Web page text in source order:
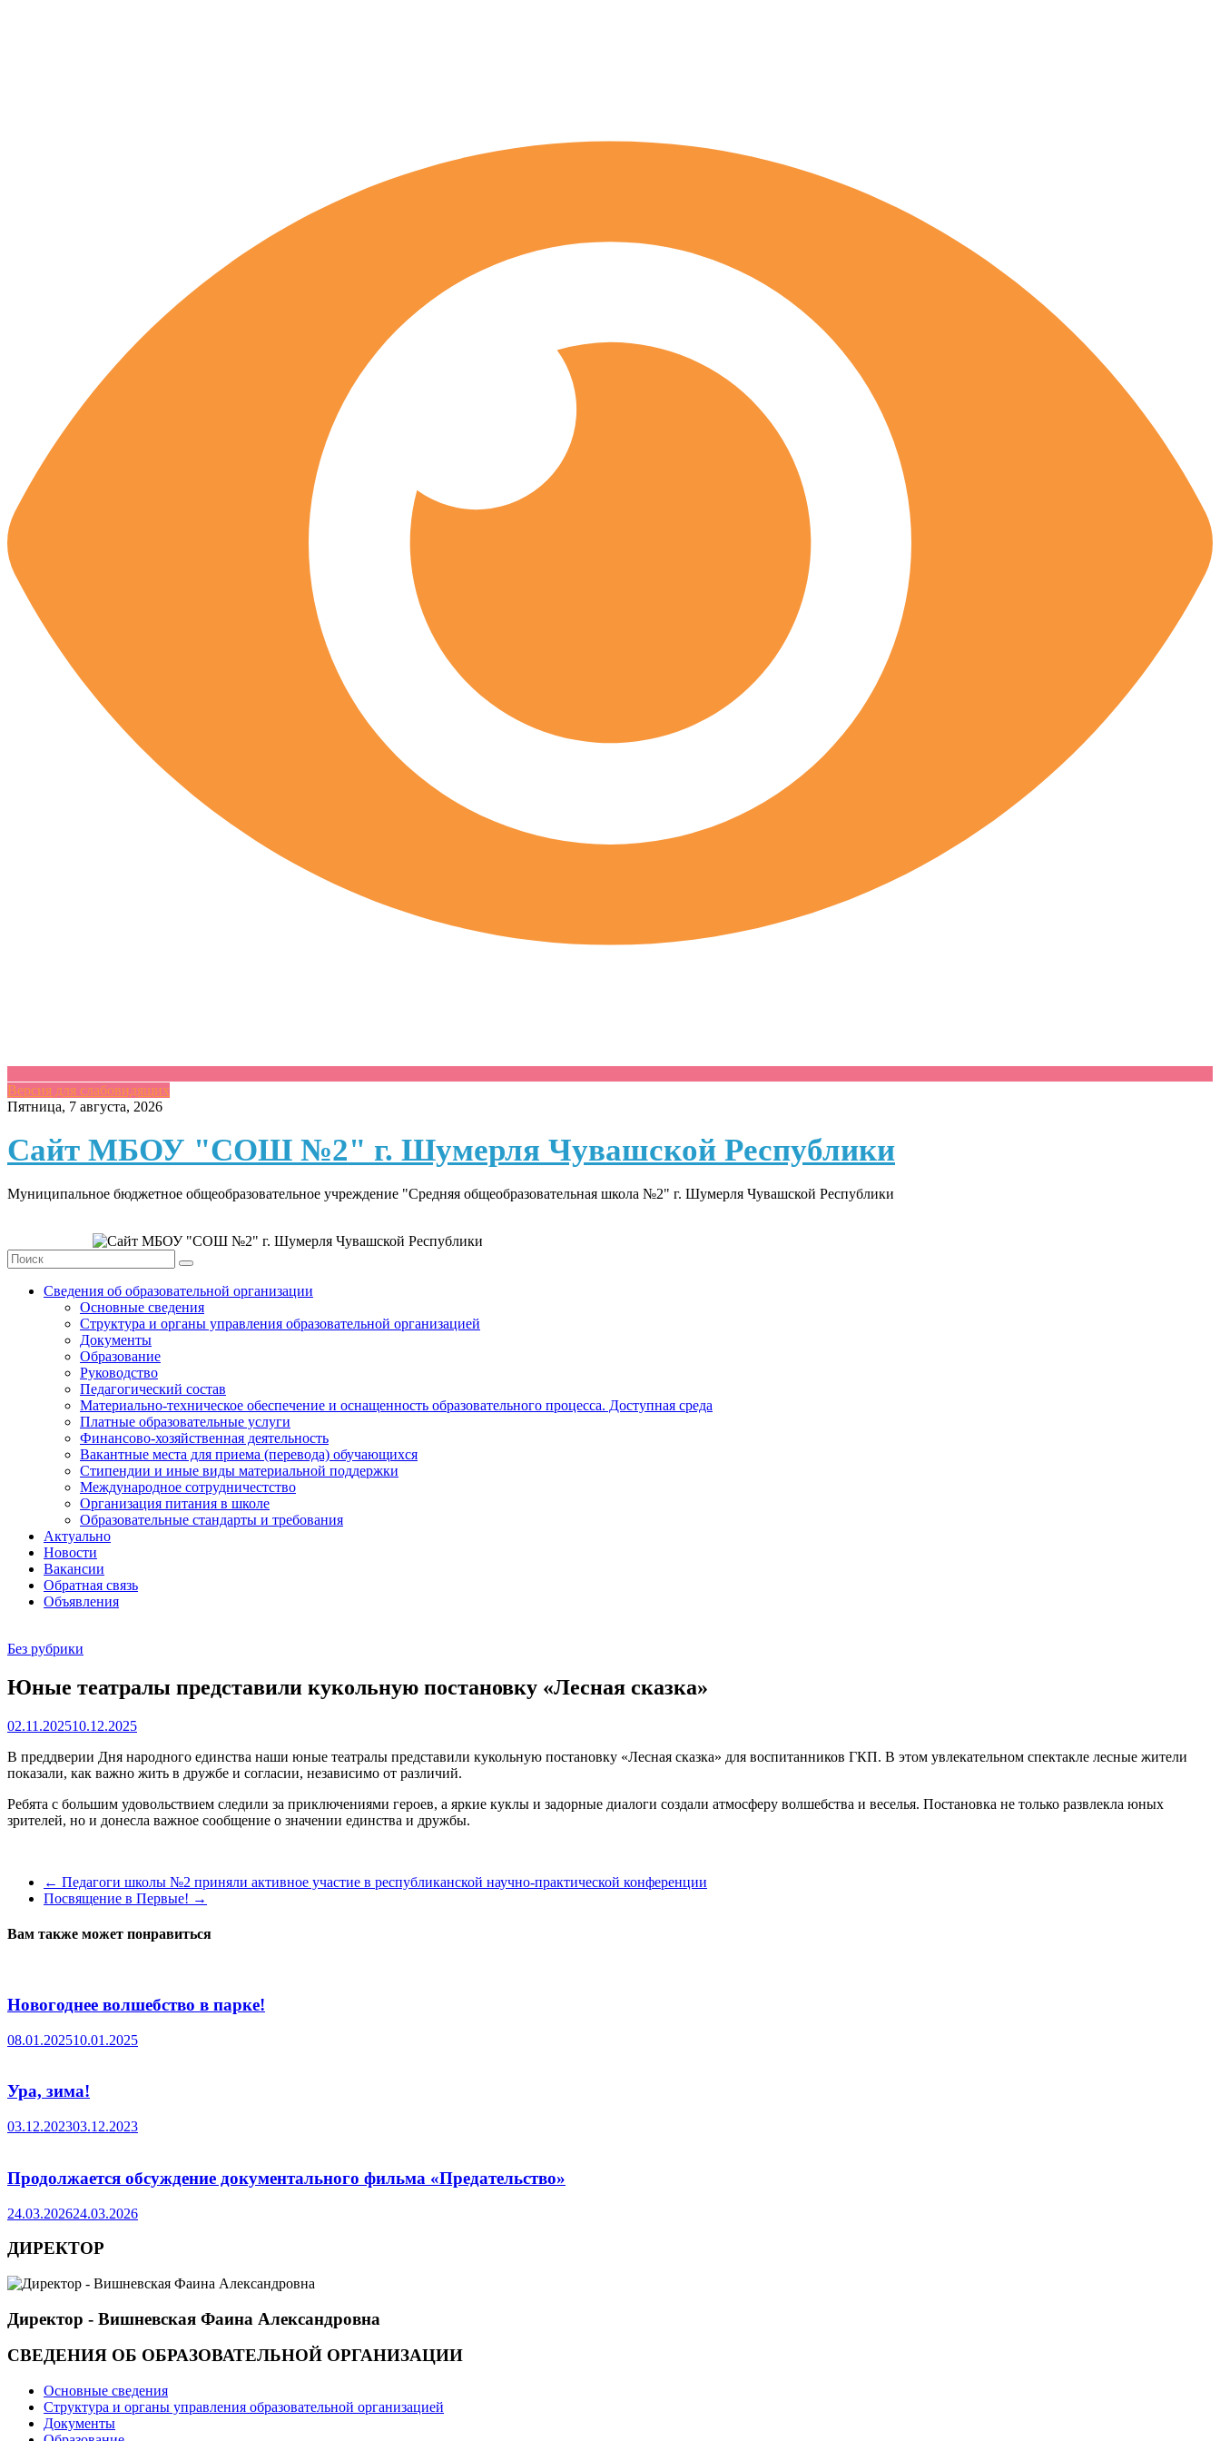
Версия для слабовидящих
Skip
content
Пятница, 7 августа, 2026
Сайт МБОУ "СОШ №2" г. Шумерля Чувашской Республики
Муниципальное бюджетное общеобразовательное учреждение "Средняя общеобразовательная школа №2" г. Шумерля Чувашской Республики
Сведения об образовательной организации
Основные сведения
Структура и органы управления образовательной организацией
Документы
Образование
Руководство
Педагогический состав
Материально-техническое обеспечение и оснащенность образовательного процесса. Доступная среда
Платные образовательные услуги
Финансово-хозяйственная деятельность
Вакантные места для приема (перевода) обучающихся
Стипендии и иные виды материальной поддержки
Международное сотрудничестство
Организация питания в школе
Образовательные стандарты и требования
Актуально
Новости
Вакансии
Обратная связь
Объявления
Без рубрики
Юные театралы представили кукольную постановку «Лесная сказка»
02.11.202510.12.2025
В преддверии Дня народного единства наши юные театралы представили кукольную постановку «Лесная сказка» для воспитанников ГКП. В этом увлекательном спектакле лесные жители
показали, как важно жить в дружбе и согласии, независимо от различий.
Ребята с большим удовольствием следили за приключениями героев, а яркие куклы и задорные диалоги создали атмосферу волшебства и веселья. Постановка не только развлекла юных
зрителей, но и донесла важное сообщение о значении единства и дружбы.
← Педагоги школы №2 приняли активное участие в республиканской научно-практической конференции
Посвящение в Первые! →
Вам также может понравиться
Новогоднее волшебство в парке!
08.01.202510.01.2025
Ура, зима!
03.12.202303.12.2023
Продолжается обсуждение документального фильма «Предательство»
24.03.202624.03.2026
ДИРЕКТОР
Директор - Вишневская Фаина Александровна
СВЕДЕНИЯ ОБ ОБРАЗОВАТЕЛЬНОЙ ОРГАНИЗАЦИИ
Основные сведения
Структура и органы управления образовательной организацией
Документы